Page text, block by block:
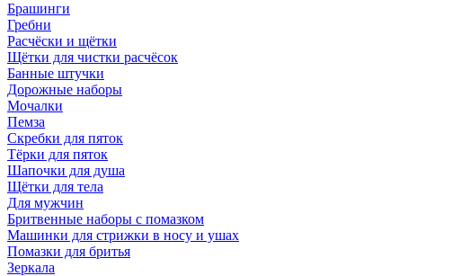
Брашинги
Гребни
Расчёски и щётки
Щётки для чистки расчёсок
Банные штучки
Дорожные наборы
Мочалки
Пемза
Скребки для пяток
Тёрки для пяток
Шапочки для душа
Щётки для тела
Для мужчин
Бритвенные наборы с помазком
Машинки для стрижки в носу и ушах
Помазки для бритья
Зеркала